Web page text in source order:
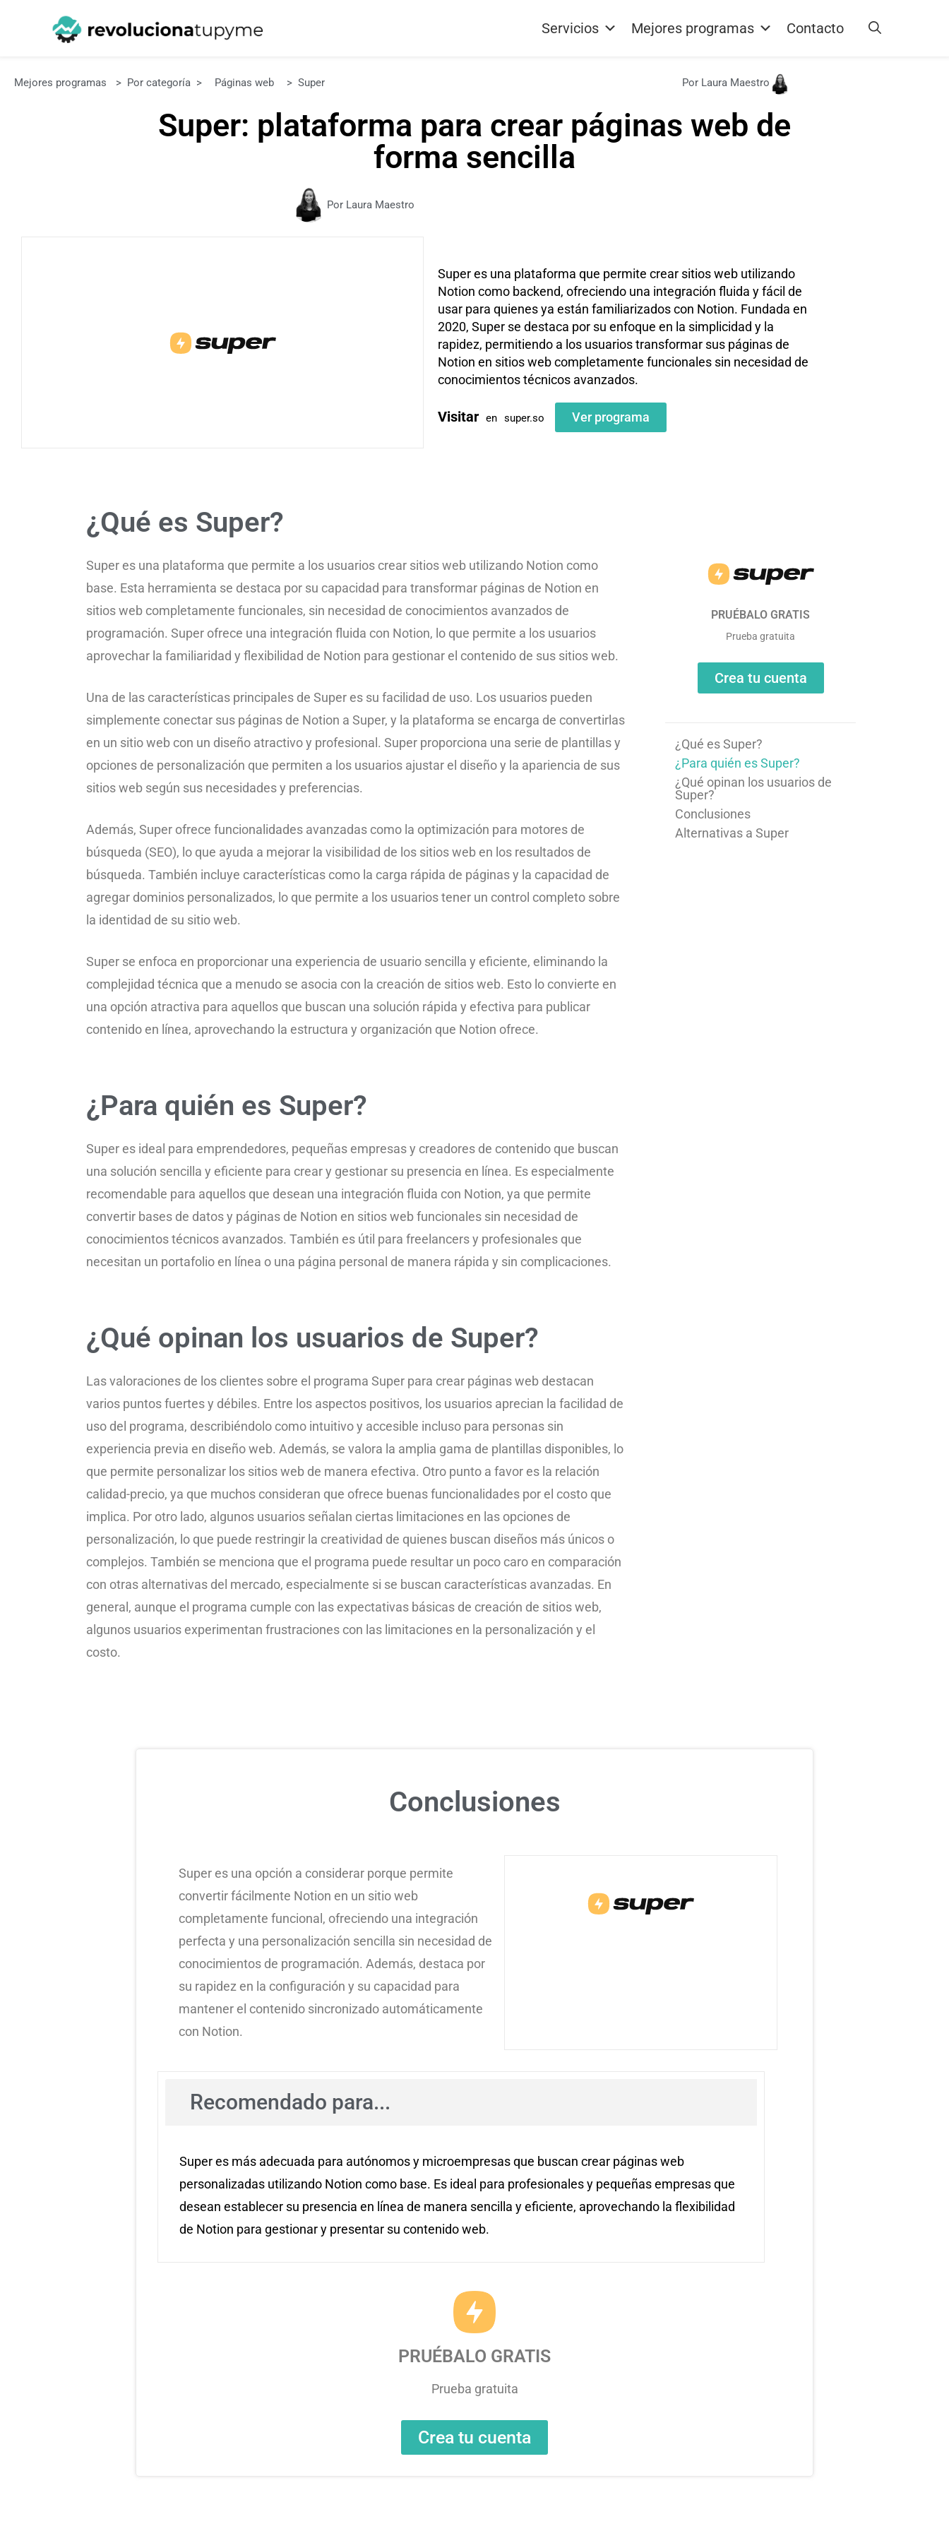
Servicios Mejores programas Contacto
Mejores programas > Por categoría > Páginas web > Super Por Laura Maestro
Super: plataforma para crear páginas web de
forma sencilla
Por Laura Maestro
Super es una plataforma que permite crear sitios web utilizando
Notion como backend, ofreciendo una integración fluida y fácil de
usar para quienes ya están familiarizados con Notion. Fundada en
2020, Super se destaca por su enfoque en la simplicidad y la
rapidez, permitiendo a los usuarios transformar sus páginas de
Notion en sitios web completamente funcionales sin necesidad de
conocimientos técnicos avanzados.
Visitar en super.so Ver programa
¿Qué es Super?
Super es una plataforma que permite a los usuarios crear sitios web utilizando Notion como
base. Esta herramienta se destaca por su capacidad para transformar páginas de Notion en
sitios web completamente funcionales, sin necesidad de conocimientos avanzados de
programación. Super ofrece una integración fluida con Notion, lo que permite a los usuarios
aprovechar la familiaridad y flexibilidad de Notion para gestionar el contenido de sus sitios web.
Una de las características principales de Super es su facilidad de uso. Los usuarios pueden
simplemente conectar sus páginas de Notion a Super, y la plataforma se encarga de convertirlas
en un sitio web con un diseño atractivo y profesional. Super proporciona una serie de plantillas y
opciones de personalización que permiten a los usuarios ajustar el diseño y la apariencia de sus
sitios web según sus necesidades y preferencias.
Además, Super ofrece funcionalidades avanzadas como la optimización para motores de
búsqueda (SEO), lo que ayuda a mejorar la visibilidad de los sitios web en los resultados de
búsqueda. También incluye características como la carga rápida de páginas y la capacidad de
agregar dominios personalizados, lo que permite a los usuarios tener un control completo sobre
la identidad de su sitio web.
Super se enfoca en proporcionar una experiencia de usuario sencilla y eficiente, eliminando la
complejidad técnica que a menudo se asocia con la creación de sitios web. Esto lo convierte en
una opción atractiva para aquellos que buscan una solución rápida y efectiva para publicar
contenido en línea, aprovechando la estructura y organización que Notion ofrece.
¿Para quién es Super?
Super es ideal para emprendedores, pequeñas empresas y creadores de contenido que buscan
una solución sencilla y eficiente para crear y gestionar su presencia en línea. Es especialmente
recomendable para aquellos que desean una integración fluida con Notion, ya que permite
convertir bases de datos y páginas de Notion en sitios web funcionales sin necesidad de
conocimientos técnicos avanzados. También es útil para freelancers y profesionales que
necesitan un portafolio en línea o una página personal de manera rápida y sin complicaciones.
¿Qué opinan los usuarios de Super?
Las valoraciones de los clientes sobre el programa Super para crear páginas web destacan
varios puntos fuertes y débiles. Entre los aspectos positivos, los usuarios aprecian la facilidad de
uso del programa, describiéndolo como intuitivo y accesible incluso para personas sin
experiencia previa en diseño web. Además, se valora la amplia gama de plantillas disponibles, lo
que permite personalizar los sitios web de manera efectiva. Otro punto a favor es la relación
calidad-precio, ya que muchos consideran que ofrece buenas funcionalidades por el costo que
implica. Por otro lado, algunos usuarios señalan ciertas limitaciones en las opciones de
personalización, lo que puede restringir la creatividad de quienes buscan diseños más únicos o
complejos. También se menciona que el programa puede resultar un poco caro en comparación
con otras alternativas del mercado, especialmente si se buscan características avanzadas. En
general, aunque el programa cumple con las expectativas básicas de creación de sitios web,
algunos usuarios experimentan frustraciones con las limitaciones en la personalización y el
costo.
PRUÉBALO GRATIS
Prueba gratuita
Crea tu cuenta
¿Qué es Super?
¿Para quién es Super?
¿Qué opinan los usuarios de
Super?
Conclusiones
Alternativas a Super
Conclusiones
Super es una opción a considerar porque permite
convertir fácilmente Notion en un sitio web
completamente funcional, ofreciendo una integración
perfecta y una personalización sencilla sin necesidad de
conocimientos de programación. Además, destaca por
su rapidez en la configuración y su capacidad para
mantener el contenido sincronizado automáticamente
con Notion.
Recomendado para...
Super es más adecuada para autónomos y microempresas que buscan crear páginas web
personalizadas utilizando Notion como base. Es ideal para profesionales y pequeñas empresas que
desean establecer su presencia en línea de manera sencilla y eficiente, aprovechando la flexibilidad
de Notion para gestionar y presentar su contenido web. ​
PRUÉBALO GRATIS
Prueba gratuita
Crea tu cuenta